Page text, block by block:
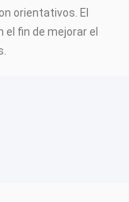
orientativos. El
el fin de mejorar el